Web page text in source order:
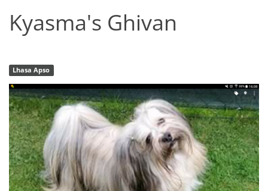
Kyasma's Ghivan
Lhasa Apso